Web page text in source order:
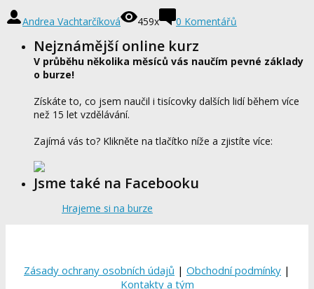
Andrea Vachtarčíková 459x 0 Komentářů
Nejznámější online kurz
V průběhu několika měsíců vás naučím pevné základy
o burze!
Získáte to, co jsem naučil i tisícovky dalších lidí během více
než 15 let vzdělávání.
Zajímá vás to? Klikněte na tlačítko níže a zjistíte více:
Jsme také na Facebooku
Hrajeme si na burze
Zásady ochrany osobních údajů | Obchodní podmínky |
Kontakty a tým